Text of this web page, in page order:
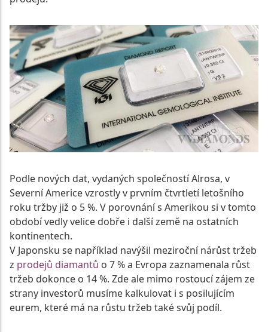
Podle nových dat, vydaných společností Alrosa, v
Severní Americe vzrostly v prvním čtvrtletí letošního
roku tržby již o 5 %. V porovnání s Amerikou si v tomto
období vedly velice dobře i další země na ostatních
kontinentech.
V Japonsku se například navýšil meziroční nárůst tržeb
z prodejů diamantů o 7 % a Evropa zaznamenala růst
tržeb dokonce o 14 %. Zde ale mimo rostoucí zájem ze
strany investorů musíme kalkulovat i s posilujícím
eurem, které má na růstu tržeb také svůj podíl.